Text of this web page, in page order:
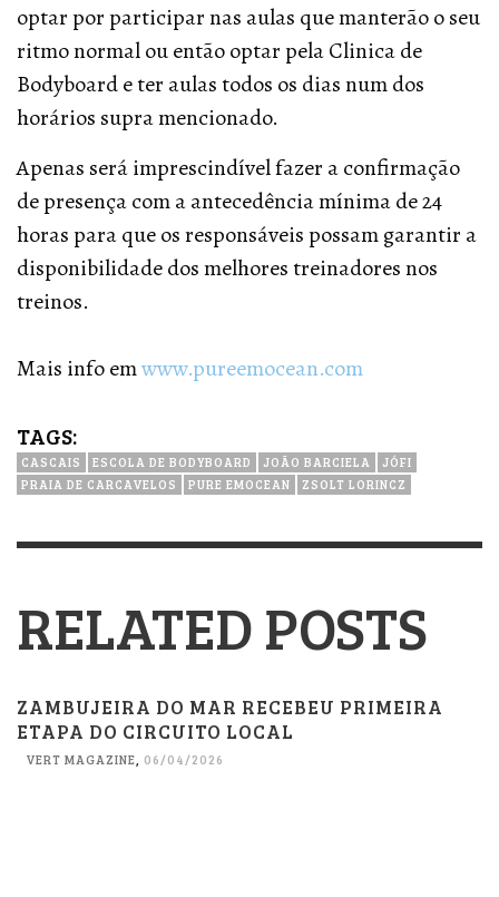
optar por participar nas aulas que manterão o seu
ritmo normal ou então optar pela Clinica de
Bodyboard e ter aulas todos os dias num dos
horários supra mencionado.
Apenas será imprescindível fazer a confirmação
de presença com a antecedência mínima de 24
horas para que os responsáveis possam garantir a
disponibilidade dos melhores treinadores nos
treinos.
Mais info emwww.pureemocean.com
TAGS:
CASCAIS ESCOLA DE BODYBOARD JOÃO BARCIELA
JÓFI
PRAIA DE CARCAVELOS
PURE EMOCEAN ZSOLT LORINCZ
RELATED POSTS
ZAMBUJEIRA DO MAR RECEBEU PRIMEIRA
ETAPA DO CIRCUITO LOCAL
VERT MAGAZINE 06/04/2026